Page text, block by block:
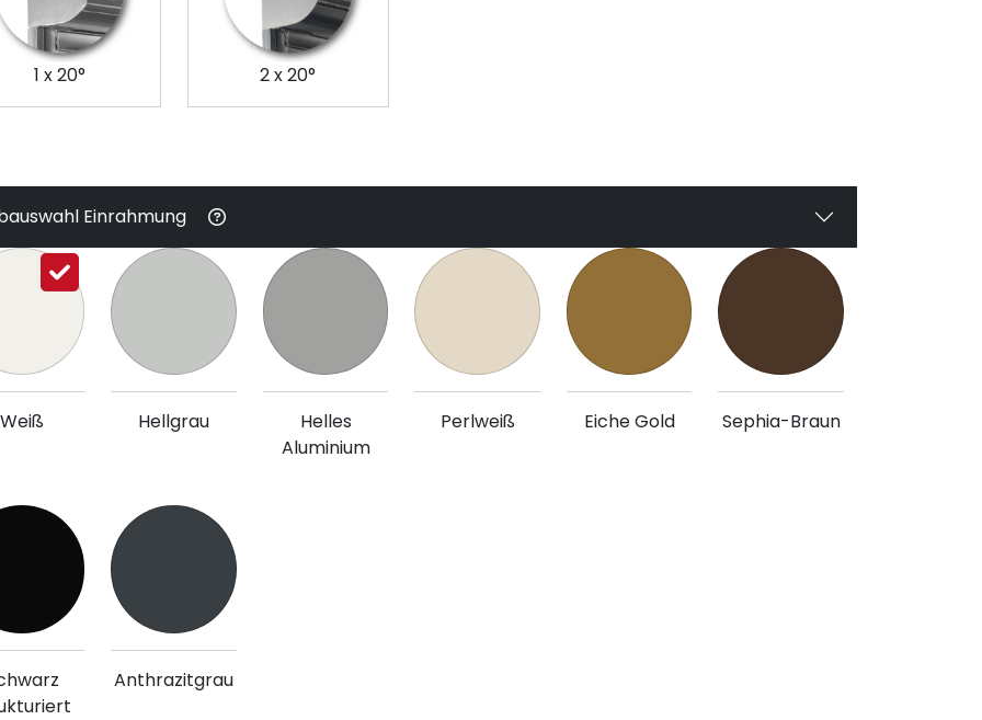
1 x 20° 2 x 20°
Einrahmung
Weiß Hellgrau
Helles
Aluminium
Perlweiß Eiche Gold Sephia-Braun
Anthrazitgrau